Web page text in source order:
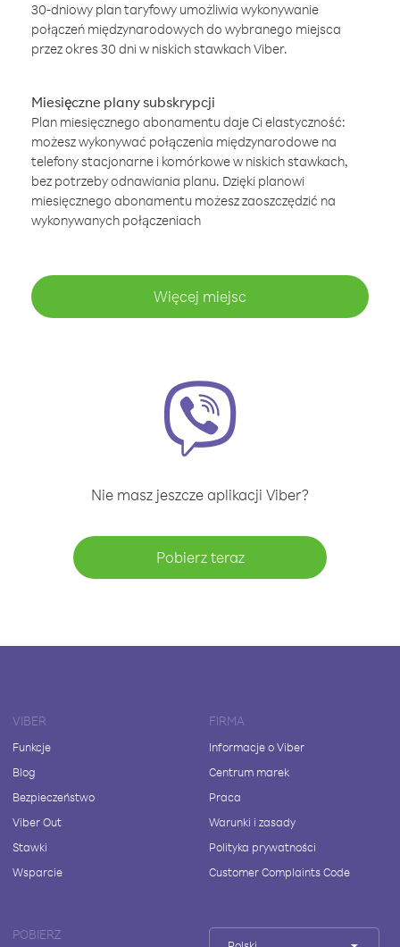
30-dniowy plan taryfowy umożliwia wykonywanie
połączeń międzynarodowych do wybranego miejsca
przez okres 30 dni w niskich stawkach Viber.
Miesięczne plany subskrypcji
Plan miesięcznego abonamentu daje Ci elastyczność:
możesz wykonywać połączenia międzynarodowe na
telefony stacjonarne i komórkowe w niskich stawkach,
bez potrzeby odnawiania planu. Dzięki planowi
miesięcznego abonamentu możesz zaoszczędzić na
wykonywanych połączeniach
Więcej miejsc
Nie masz jeszcze aplikacji Viber?
Pobierz teraz
VIBER
Funkcje
Blog
Bezpieczeństwo
Viber Out
Stawki
Wsparcie
FIRMA
Informacje o Viber
Centrum marek
Praca
Warunki i zasady
Polityka prywatności
Customer Complaints Code
POBIERZ